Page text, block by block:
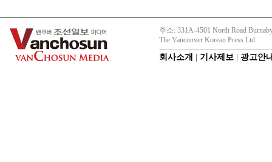
주소: 331A-4501 North Road
The Vancouver Korean Press Ltd.
회사소개 기사제보 광고안